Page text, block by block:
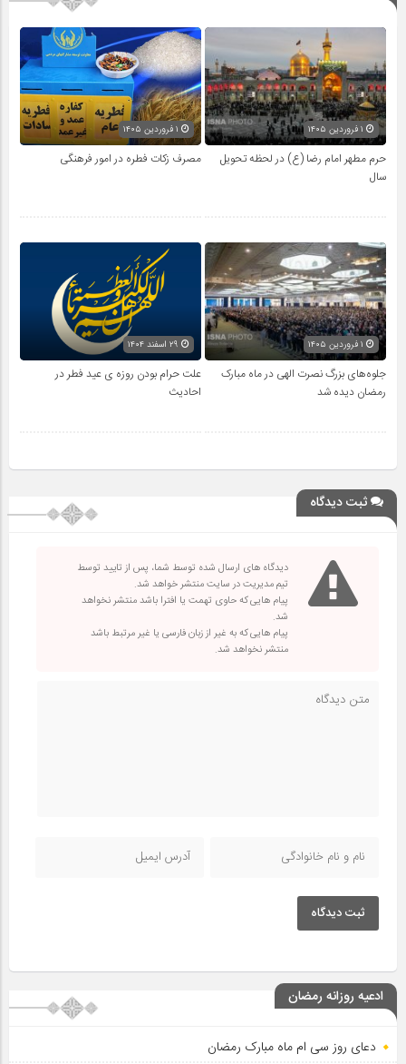
حرم مطهر امام رضا (ع) در لحظه تحویل
سال
مصرف زکات فطره در امور فرهنگی
جلوه‌های بزرگ نصرت الهی در ماه مبارک
رمضان دیده شد
علت حرام بودن روزه ی عید فطر در
احادیث
ثبت دیدگاه
دیدگاه های ارسال شده توسط شما، پس از تایید توسط
تیم مدیریت در سایت منتشر خواهد شد.
پیام هایی که حاوی تهمت یا افترا باشد منتشر نخواهد
شد.
پیام هایی که به غیر از زبان فارسی یا غیر مرتبط باشد
منتشر نخواهد شد.
ثبت دیدگاه
ادعیه روزانه رمضان
دعای روز سی ام ماه مبارک رمضان